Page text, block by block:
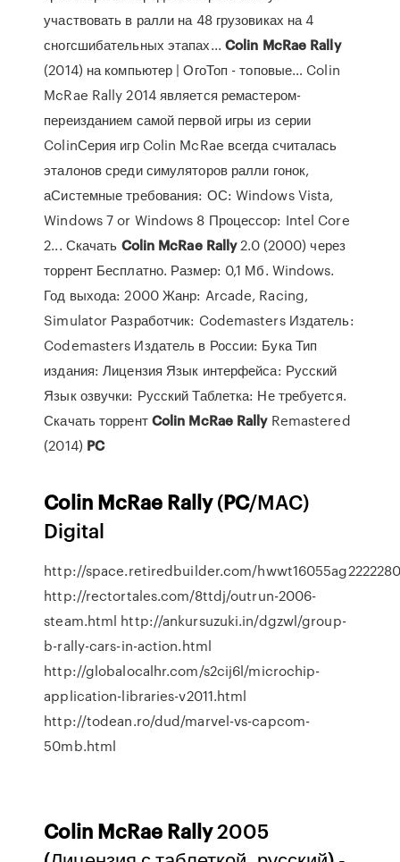
участвовать в ралли на 48 грузовиках на 4
сногсшибательных этапах... Colin McRae Rally
(2014) на компьютер | ОгоТоп - топовые… Colin
McRae Rally 2014 является ремастером-
переизданием самой первой игры из серии
ColinСерия игр Colin McRae всегда считалась
эталонов среди симуляторов ралли гонок,
аСистемные требования: ОС: Windows Vista,
Windows 7 or Windows 8 Процессор: Intel Core
2... Скачать Colin McRae Rally2.0 (2000) через
торрент Бесплатно. Размер: 0,1 Мб. Windows.
Год выхода: 2000 Жанр: Arcade, Racing,
Simulator Разработчик: Codemasters Издатель:
Codemasters Издатель в России: Бука Тип
издания: Лицензия Язык интерфейса: Русский
Язык озвучки: Русский Таблетка: Не требуется.
Скачать торрентColin McRae RallyRemastered
(2014) PC
Colin McRae Rally(PC/MAC)
Digital
http://space.retiredbuilder.com/
http://rectortales.com/8ttdj/outrun-2006-
steam.html http://ankursuzuki.in/dgzwl/group-
b-rally-cars-in-action.html
http://globalocalhr.com/s2cij6l/microchip-
application-libraries-v2011.html
http://todean.ro/dud/marvel-vs-capcom-
50mb.html
Colin McRae Rally2005